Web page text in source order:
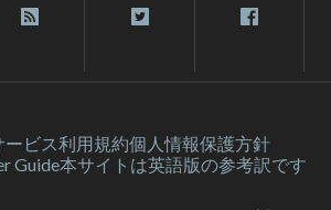
ービス利⽤規約個人情報保護方針
Guide本サイトは英語版の参考訳です